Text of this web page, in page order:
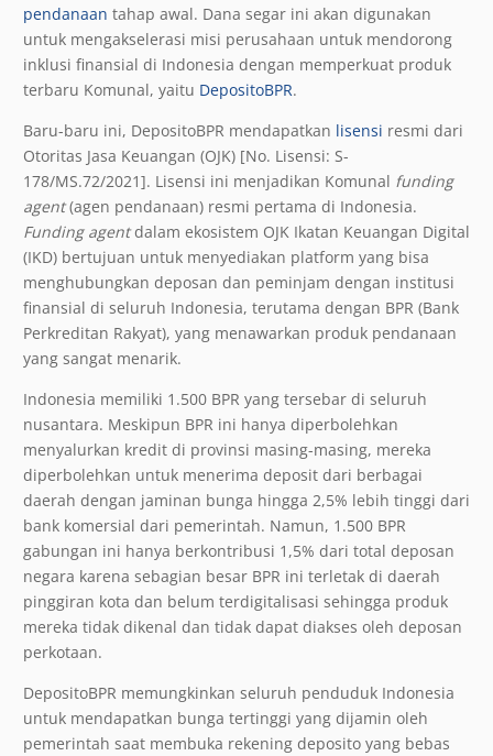
pendanaan tahap awal. Dana segar ini akan digunakan
untuk mengakselerasi misi perusahaan untuk mendorong
inklusi finansial di Indonesia dengan memperkuat produk
terbaru Komunal, yaitu DepositoBPR.
Baru-baru ini, DepositoBPR mendapatkan lisensi resmi dari
Otoritas Jasa Keuangan (OJK) [No. Lisensi: S-
178/MS.72/2021]. Lisensi ini menjadikan Komunal funding
agent(agen pendanaan) resmi pertama di Indonesia.
Funding agentdalam ekosistem OJK Ikatan Keuangan Digital
(IKD) bertujuan untuk menyediakan platform yang bisa
menghubungkan deposan dan peminjam dengan institusi
finansial di seluruh Indonesia, terutama dengan BPR (Bank
Perkreditan Rakyat), yang menawarkan produk pendanaan
yang sangat menarik.
Indonesia memiliki 1.500 BPR yang tersebar di seluruh
nusantara. Meskipun BPR ini hanya diperbolehkan
menyalurkan kredit di provinsi masing-masing, mereka
diperbolehkan untuk menerima deposit dari berbagai
daerah dengan jaminan bunga hingga 2,5% lebih tinggi dari
bank komersial dari pemerintah. Namun, 1.500 BPR
gabungan ini hanya berkontribusi 1,5% dari total deposan
negara karena sebagian besar BPR ini terletak di daerah
pinggiran kota dan belum terdigitalisasi sehingga produk
mereka tidak dikenal dan tidak dapat diakses oleh deposan
perkotaan.
DepositoBPR memungkinkan seluruh penduduk Indonesia
untuk mendapatkan bunga tertinggi yang dijamin oleh
pemerintah saat membuka rekening deposito yang bebas